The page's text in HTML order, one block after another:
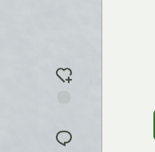
reaction